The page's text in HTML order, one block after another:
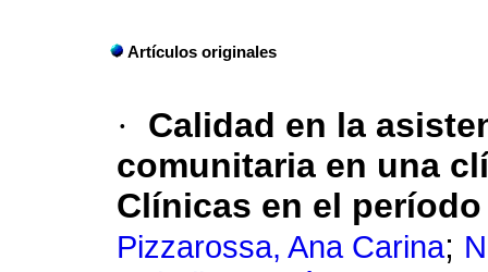
Artículos originales
·
Calidad en la
comunitaria en una
Clínicas en el período
Pizzarossa, Ana Carina;